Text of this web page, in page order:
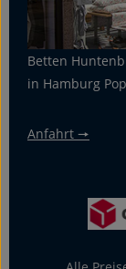
Betten
in Hamburg
Anfahrt 🠖